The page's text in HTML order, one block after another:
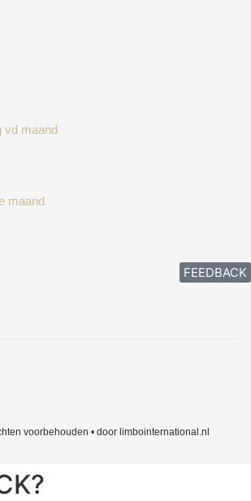
vd maand
maand
voorbehouden • door limbointernational.nl
FEEDBACK